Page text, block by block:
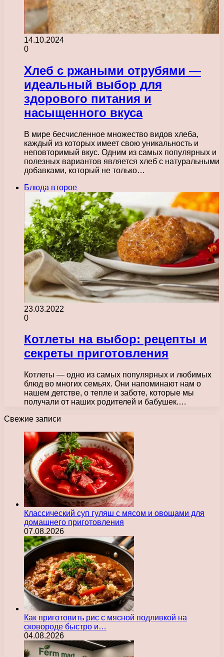
14.10.2024
0
Хлеб с ржаными отрубями —
идеальный выбор для
здорового питания и
насыщенного вкуса
В мире бесчисленное множество видов хлеба,
каждый из которых имеет свою уникальность и
неповторимый вкус. Одним из самых популярных и
полезных вариантов является хлеб с натуральными
добавками, который не только…
Блюда второе
23.03.2022
0
Котлеты на выбор: рецепты и
секреты приготовления
Котлеты — одно из самых популярных и любимых
блюд во многих семьях. Они напоминают нам о
нашем детстве, о тепле и заботе, которые мы
получали от наших родителей и бабушек.…
Свежие записи
Классический суп гуляш с мясом и овощами для
домашнего приготовления
07.08.2026
Как приготовить рис с мясной подливкой на
сковороде быстро и…
04.08.2026